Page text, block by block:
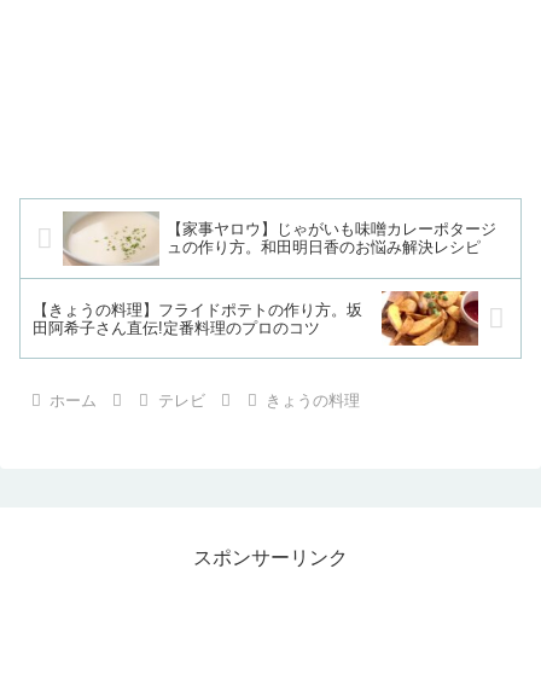
【家事ヤロウ】じゃがいも味噌カレーポタージ
ュの作り方。和田明日香のお悩み解決レシピ
【きょうの料理】フライドポテトの作り方。坂
田阿希子さん直伝!定番料理のプロのコツ
ホーム テレビ きょうの料理
スポンサーリンク